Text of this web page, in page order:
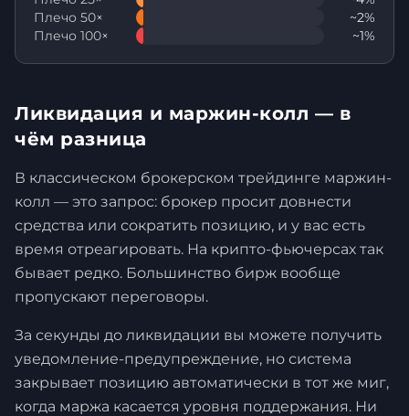
Плечо 50×
~2%
Плечо 100×
~1%
Ликвидация и маржин-колл — в
чём разница
В классическом брокерском трейдинге маржин-
колл — это запрос: брокер просит довнести
средства или сократить позицию, и у вас есть
время отреагировать. На крипто-фьючерсах так
бывает редко. Большинство бирж вообще
пропускают переговоры.
За секунды до ликвидации вы можете получить
уведомление-предупреждение, но система
закрывает позицию автоматически в тот же миг,
когда маржа касается уровня поддержания. Ни